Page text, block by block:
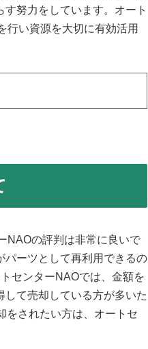
努力をしています。オート
行い資源を大切に有効活用
NAOの評判は非常に良いで
パーツとして再利用できるの
センターNAOでは、金額を
て売却している方が多いた
をされたい方は、オートセ